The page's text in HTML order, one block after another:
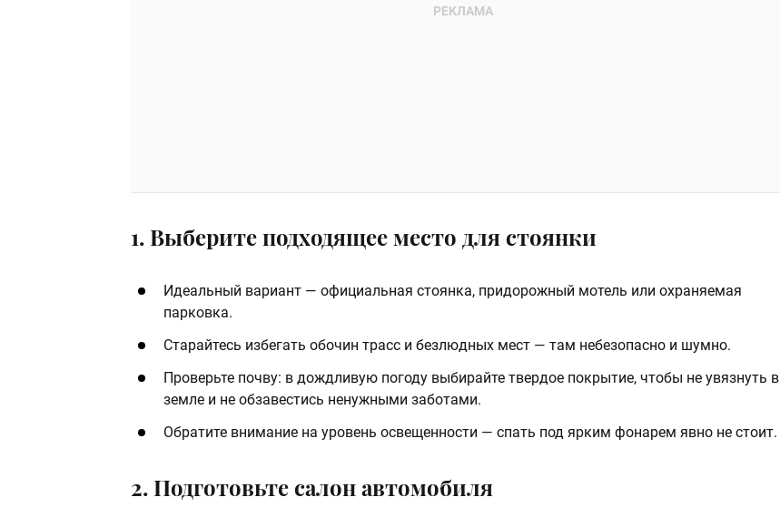
1. Выберите подходящее место для стоянки
Идеальный вариант — официальная стоянка, придорожный мотель или охраняемая
парковка.
Старайтесь избегать обочин трасс и безлюдных мест — там небезопасно и шумно.
Проверьте почву: в дождливую погоду выбирайте твердое покрытие, чтобы не увязнуть в
земле и не обзавестись ненужными заботами.
Обратите внимание на уровень освещенности — спать под ярким фонарем явно не стоит.
2. Подготовьте салон автомобиля